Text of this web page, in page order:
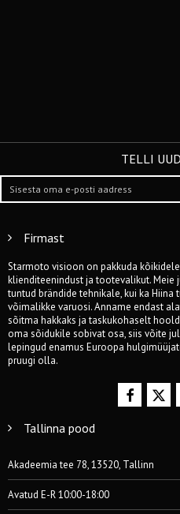
TELLI
Firmast
Starmoto visioon on pakkuda
klienditeenindust ja tootevalikut. Meie
tuntud brändide tehnikale, kui ka
võimalikke varuosi. Anname endast
sõitma hakkaks ja taskukohaselt
oma sõidukile sobivat osa, siis võite
lepingud enamus Euroopa
pruugi olla.
Tallinna pood
Akadeemia tee 78, 13520, Tallinn
Avatud E-R 10:00-18:00